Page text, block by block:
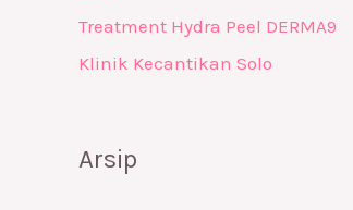
Treatment Hydra Peel DERMA9
Klinik Kecantikan Solo
Arsip